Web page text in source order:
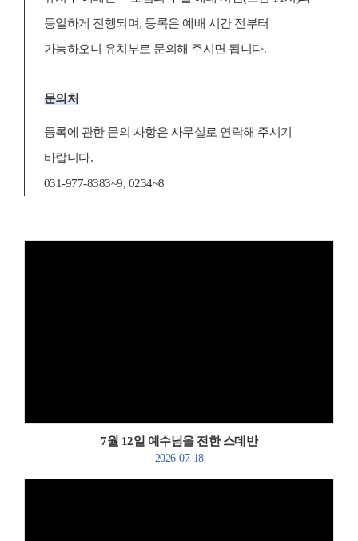
동일하게 진행되며, 등록은 예배 시간 전부터
가능하오니 유치부로 문의해 주시면 됩니다.
문의처
등록에 관한 문의 사항은 사무실로 연락해 주시기
바랍니다.
031-977-8383~9, 0234~8
7월 12일 예수님을 전한 스데반
2026-07-18